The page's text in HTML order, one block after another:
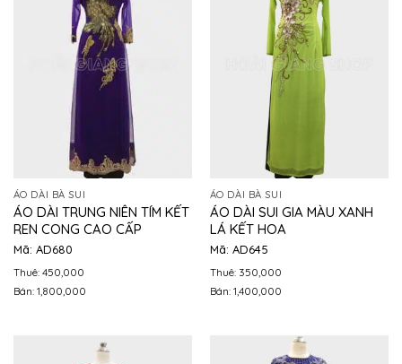
ÁO DÀI BÀ SUI
ÁO DÀI TRUNG NIÊN TÍM KẾT
REN CONG CAO CẤP
Mã: AD680
Thuê: 450,000
Bán: 1,800,000
ÁO DÀI BÀ SUI
ÁO DÀI SUI GIA MÀU XANH
LÁ KẾT HOA
Mã: AD645
Thuê: 350,000
Bán: 1,400,000